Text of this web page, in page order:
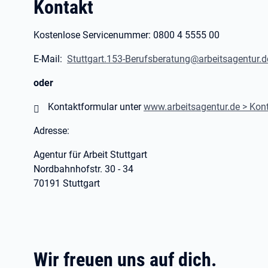
Kontakt
Kostenlose Servicenummer: 0800 4 5555 00
E-Mail: Stuttgart.153-
oder
Kontaktformular unterwww.arbeitsagentur.de >
Adresse:
Agentur für Arbeit Stuttgart
Nordbahnhofstr. 30 - 34
70191 Stuttgart
Wir freuen uns auf dich.